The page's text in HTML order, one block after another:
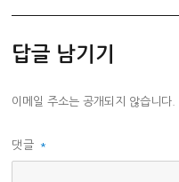
답글 남기기
이메일 주소는 공개되지 않습니다.
댓글 *